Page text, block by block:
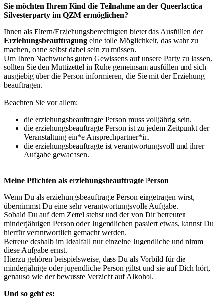
Sie möchten Ihrem Kind die Teilnahme an der Queerlactica
Silvesterparty im QZM ermöglichen?
Ihnen als Eltern/Erziehungsberechtigten bietet das Ausfüllen der
Erziehungsbeauftragung eine tolle Möglichkeit, das wahr zu
machen, ohne selbst dabei sein zu müssen.
Um Ihren Nachwuchs guten Gewissens auf unsere Party zu lassen,
sollten Sie den Muttizettel in Ruhe gemeinsam ausfüllen und sich
ausgiebig über die Person informieren, die Sie mit der Erziehung
beauftragen.
Beachten Sie vor allem:
die erziehungsbeauftragte Person muss volljährig sein.
die erziehungsbeauftragte Person ist zu jedem Zeitpunkt der
Veranstaltung ein*e Ansprechpartner*in.
die erziehungsbeauftragte ist verantwortungsvoll und ihrer
Aufgabe gewachsen.
Meine Pflichten als erziehungsbeauftragte Person
Wenn Du als erziehungsbeauftragte Person eingetragen wirst,
übernimmst Du eine sehr verantwortungsvolle Aufgabe.
Sobald Du auf dem Zettel stehst und der von Dir betreuten
minderjährigen Person oder Jugendlichen passiert etwas, kannst Du
hierfür verantwortlich gemacht werden.
Betreue deshalb im Idealfall nur einzelne Jugendliche und nimm
diese Aufgabe ernst.
Hierzu gehören beispielsweise, dass Du als Vorbild für die
minderjährige oder jugendliche Person giltst und sie auf Dich hört,
genauso wie der bewusste Verzicht auf Alkohol.
Und so geht es: